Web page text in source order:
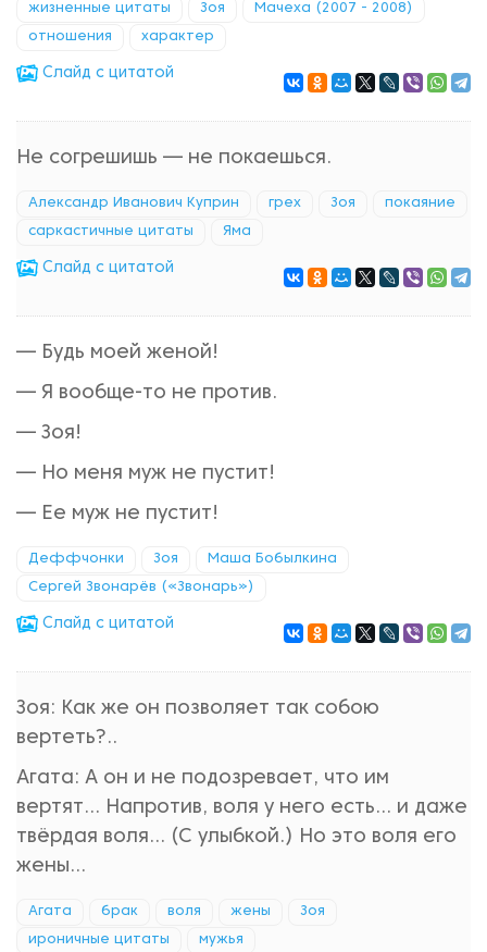
жизненные цитаты Зоя Мачеха (2007 - 2008)
отношения характер
Cлайд с цитатой
Не согрешишь — не покаешься.
Александр Иванович Куприн грех Зоя покаяние
саркастичные цитаты Яма
Cлайд с цитатой
— Будь моей женой!
— Я вообще-то не против.
— Зоя!
— Но меня муж не пустит!
— Ее муж не пустит!
Деффчонки Зоя Маша Бобылкина
Сергей Звонарёв («Звонарь»)
Cлайд с цитатой
Зоя: Как же он позволяет так собою
вертеть?..
Агата: А он и не подозревает, что им
вертят... Напротив, воля у него есть... и даже
твёрдая воля... (С улыбкой.) Но это воля его
жены...
Агата брак воля жены Зоя
ироничные цитаты мужья